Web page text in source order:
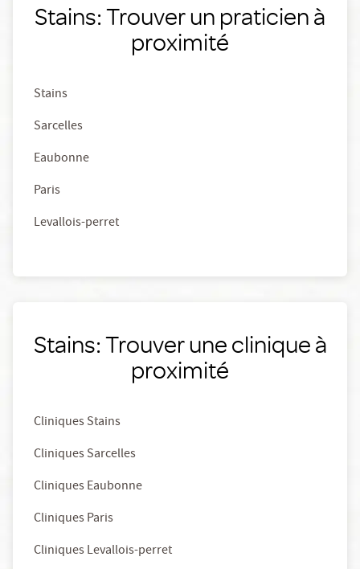
Stains: Trouver un praticien à
proximité
Stains
Sarcelles
Eaubonne
Paris
Levallois-perret
Stains: Trouver une clinique à
proximité
Cliniques Stains
Cliniques Sarcelles
Cliniques Eaubonne
Cliniques Paris
Cliniques Levallois-perret